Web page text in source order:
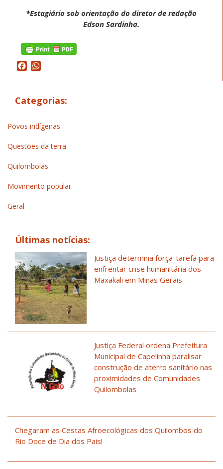
*Estagiário sob orientação do diretor de redação
Edson Sardinha.
Facebook
Categorias:
Povos indígenas
Questões da terra
Quilombolas
Movimento popular
Geral
Últimas notícias:
Justiça determina força-tarefa para
enfrentar crise humanitária dos
Maxakali em Minas Gerais
Justiça Federal ordena Prefeitura
Municipal de Capelinha paralisar
construção de aterro sanitário nas
proximidades de Comunidades
Quilombolas
Chegaram as Cestas Afroecológicas dos Quilombos do
Rio Doce de Dia dos Pais!